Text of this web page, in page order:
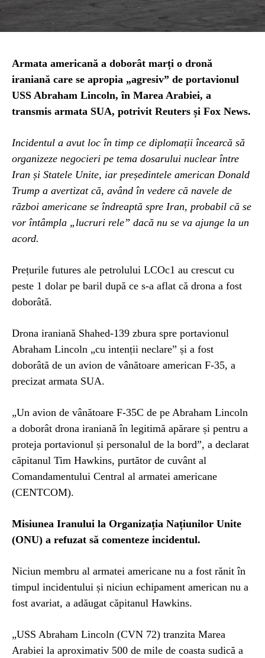
Armata americană a doborât marți o dronă
iraniană care se apropia „agresiv” de portavionul
USS Abraham Lincoln, în Marea Arabiei, a
transmis armata SUA, potrivit Reuters și Fox News.
Incidentul a avut loc în timp ce diplomații încearcă să
organizeze negocieri pe tema dosarului nuclear între
Iran și Statele Unite, iar președintele american Donald
Trump a avertizat că, având în vedere că navele de
război americane se îndreaptă spre Iran, probabil că se
vor întâmpla „lucruri rele” dacă nu se va ajunge la un
acord.
Prețurile futures ale petrolului LCOc1 au crescut cu
peste 1 dolar pe baril după ce s-a aflat că drona a fost
doborâtă.
Drona iraniană Shahed-139 zbura spre portavionul
Abraham Lincoln „cu intenții neclare” și a fost
doborâtă de un avion de vânătoare american F-35, a
precizat armata SUA.
„Un avion de vânătoare F-35C de pe Abraham Lincoln
a doborât drona iraniană în legitimă apărare și pentru a
proteja portavionul și personalul de la bord”, a declarat
căpitanul Tim Hawkins, purtător de cuvânt al
Comandamentului Central al armatei americane
(CENTCOM).
Misiunea Iranului la Organizația Națiunilor Unite
(ONU) a refuzat să comenteze incidentul.
Niciun membru al armatei americane nu a fost rănit în
timpul incidentului și niciun echipament american nu a
fost avariat, a adăugat căpitanul Hawkins.
„USS Abraham Lincoln (CVN 72) tranzita Marea
Arabiei la aproximativ 500 de mile de coasta sudică a